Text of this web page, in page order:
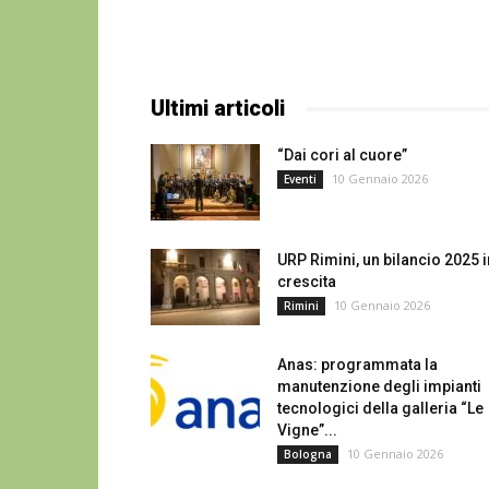
Ultimi articoli
“Dai cori al cuore”
Eventi 10 Gennaio 2026
URP Rimini, un bilancio 2025
crescita
Rimini 10 Gennaio 2026
Anas: programmata la
manutenzione degli impianti
tecnologici della galleria “Le
Vigne”...
Bologna 10 Gennaio 2026